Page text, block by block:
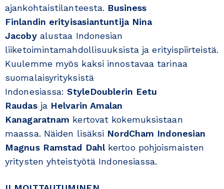
ajankohtaistilanteesta. Business
Finlandin erityisasiantuntija Nina
Jacobyalustaa Indonesian
liiketoimintamahdollisuuksista ja erityispiirteistä.
Kuulemme myös kaksi innostavaa tarinaa
suomalaisyrityksistä
Indonesiassa:StyleDoublerin Eetu
Raudasja Helvarin Amalan
Kanagaratnam kertovat kokemuksistaan
maassa. Näiden lisäksi NordCham Indonesian
Magnus Ramstad Dahlkertoo pohjoismaisten
yritysten yhteistyötä Indonesiassa.